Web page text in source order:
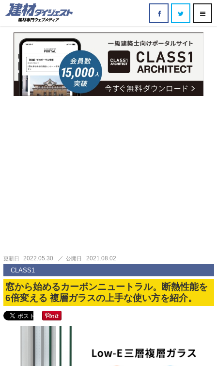
更新日 2022.05.30 公開日 2021.08.02
CLASS1
窓から始めるカーボンニュートラル。断熱性能を
6倍変える 複層ガラスの上手な使い方を紹介。